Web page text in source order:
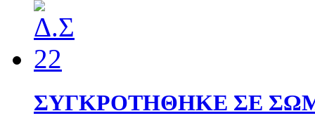
ΣΥΓΚΡΟΤΗΘΗΚΕ ΣΕ